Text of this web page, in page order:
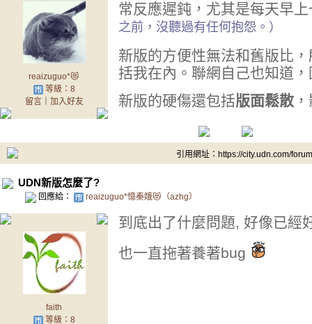
reaizuguo*😻
等級：8
留言｜ 加入好友
常反應遲鈍，尤其是每天早
之前，沒聽過有任何抱怨。）
新版的方便性無法和舊版比
括我在內。聯網自己也知道
新版的硬傷還包括版面鬆散
引用網址：https://city.udn.com/
UDN新版怎麼了?
回應給： reaizuguo*憶秦娥😻（azhg）
faith
等級：8
到底出了什麼問題, 好像已經
也一直拖著養著bug